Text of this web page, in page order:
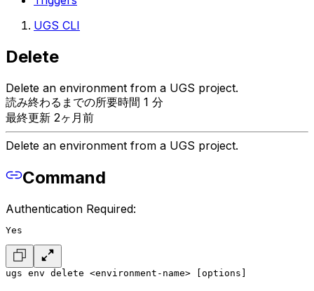
UGS CLI
Delete
Delete an environment from a UGS project.
読み終わるまでの所要時間 1 分
最終更新 2ヶ月前
Delete an environment from a UGS project.
Command
Authentication Required:
Yes
ugs env delete <environment-name> [options]